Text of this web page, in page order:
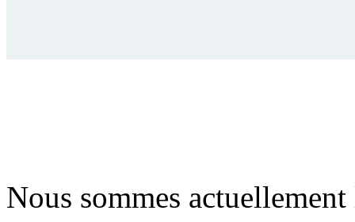
Nous sommes